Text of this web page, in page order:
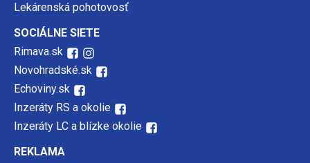
Lekárenská pohotovosť
SOCIÁLNE SIETE
Rimava.sk
Novohradské.sk
Echoviny.sk
Inzeráty RS a okolie
Inzeráty LC a blízke okolie
REKLAMA